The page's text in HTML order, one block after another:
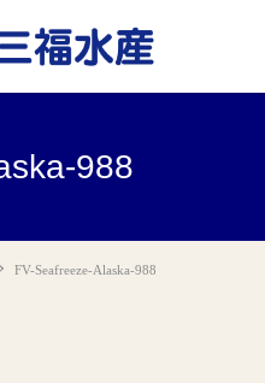
988
FV-Seafreeze-Alaska-988